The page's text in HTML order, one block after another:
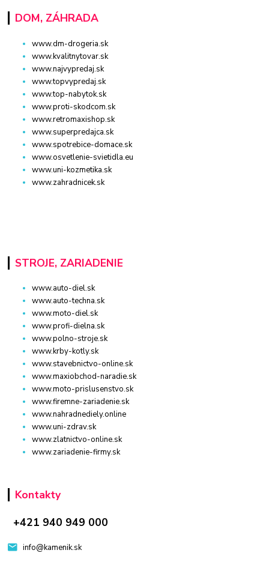
DOM, ZÁHRADA
www.dm-drogeria.sk
www.kvalitnytovar.sk
www.najvypredaj.sk
www.topvypredaj.sk
www.top-nabytok.sk
www.proti-skodcom.sk
www.retromaxishop.sk
www.superpredajca.sk
www.spotrebice-domace.sk
www.osvetlenie-svietidla.eu
www.uni-kozmetika.sk
www.zahradnicek.sk
STROJE, ZARIADENIE
www.auto-diel.sk
www.auto-techna.sk
www.moto-diel.sk
www.profi-dielna.sk
www.polno-stroje.sk
www.krby-kotly.sk
www.stavebnictvo-online.sk
www.maxiobchod-naradie.sk
www.moto-prislusenstvo.sk
www.firemne-zariadenie.sk
www.nahradnediely.online
www.uni-zdrav.sk
www.zlatnictvo-online.sk
www.zariadenie-firmy.sk
Kontakty
+421 940 949 000
info@kamenik.sk